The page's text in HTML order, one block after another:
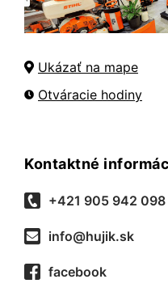
Ukázať na mape
Otváracie hodiny
Kontaktné
+421 905 942 098
info@hujik.sk
facebook